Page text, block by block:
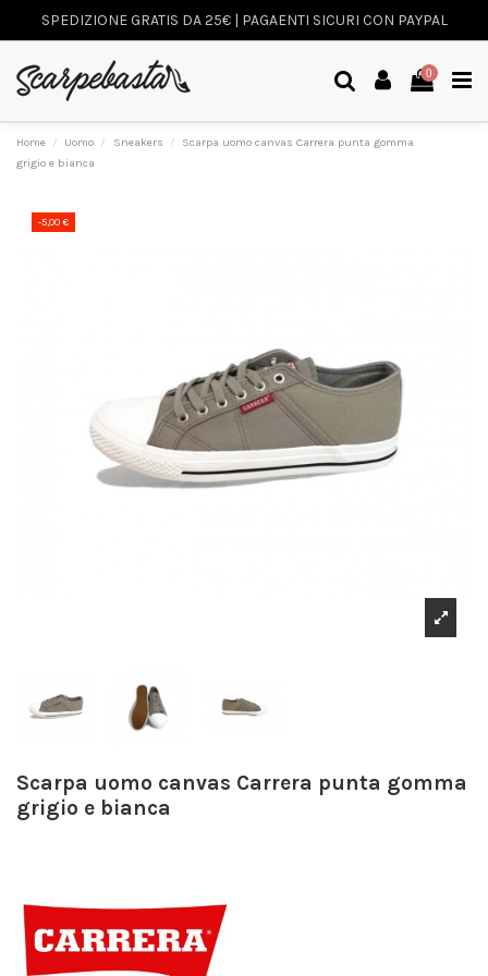
SPEDIZIONE GRATIS DA 25€ | PAGAENTI SICURI CON PAYPAL
0
Home Uomo Sneakers
Scarpa uomo canvas Carrera punta gomma
grigio e bianca
-5,00 €
Scarpa uomo canvas Carrera punta gomma
grigio e bianca